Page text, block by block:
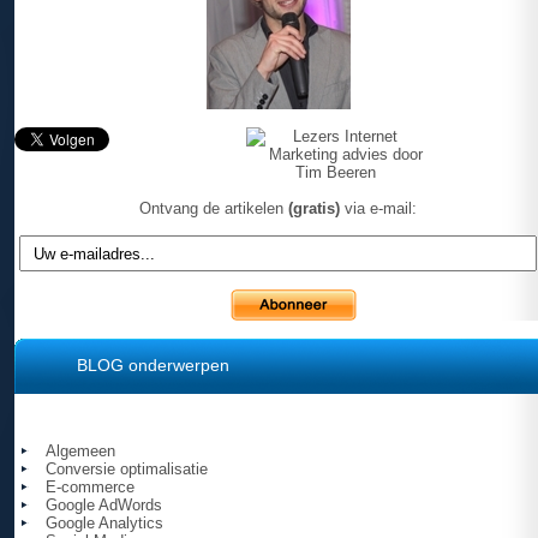
Ontvang de artikelen (gratis) via e-mail:
BLOG onderwerpen
Algemeen
Conversie optimalisatie
E-commerce
Google AdWords
Google Analytics